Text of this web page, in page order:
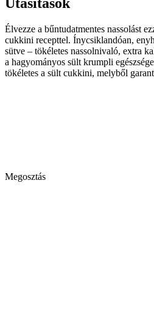
Élvezze a bűntudatmentes nassolást
cukkini recepttel. Ínycsiklandóan,
sütve – tökéletes nassolnivaló, extra
a hagyományos sült krumpli
tökéletes a sült cukkini, melyből
Megosztás